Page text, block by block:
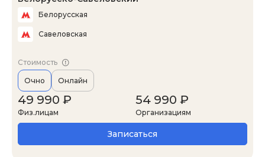
Белорусская
Савеловская
Стоимость
Очно Онлайн
49 990 ₽
Физ.лицам
54 990 ₽
Организациям
Записаться